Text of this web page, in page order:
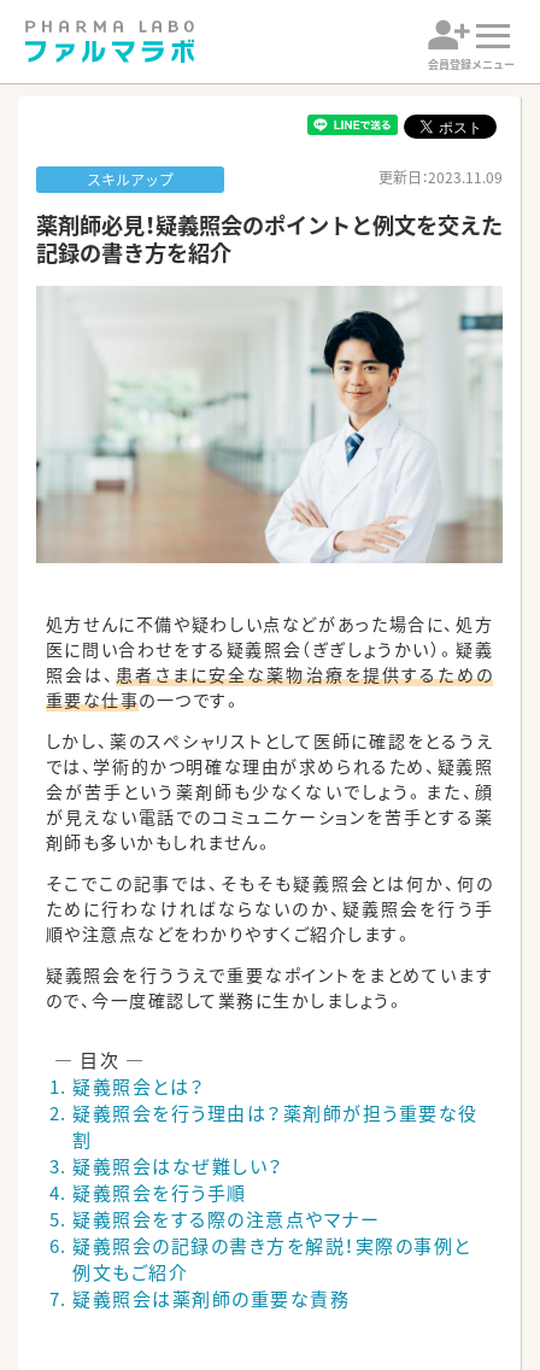
会員登録メニュー
スキルアップ 更新日：2023.11.09
薬剤師必見！疑義照会のポイントと例文を交えた
記録の書き方を紹介
処方せんに不備や疑わしい点などがあった場合に、処方
医に問い合わせをする疑義照会（ぎぎしょうかい）。疑義
照会は、患者さまに安全な薬物治療を提供するための
重要な仕事の一つです。
しかし、薬のスペシャリストとして医師に確認をとるうえ
では、学術的かつ明確な理由が求められるため、疑義照
会が苦手という薬剤師も少なくないでしょう。また、顔
が見えない電話でのコミュニケーションを苦手とする薬
剤師も多いかもしれません。
そこでこの記事では、そもそも疑義照会とは何か、何の
ために行わなければならないのか、疑義照会を行う手
順や注意点などをわかりやすくご紹介します。
疑義照会を行ううえで重要なポイントをまとめています
ので、今一度確認して業務に生かしましょう。
疑義照会とは？
疑義照会を行う理由は？薬剤師が担う重要な役
割
疑義照会はなぜ難しい？
疑義照会を行う手順
疑義照会をする際の注意点やマナー
疑義照会の記録の書き方を解説！実際の事例と
例文もご紹介
疑義照会は薬剤師の重要な責務